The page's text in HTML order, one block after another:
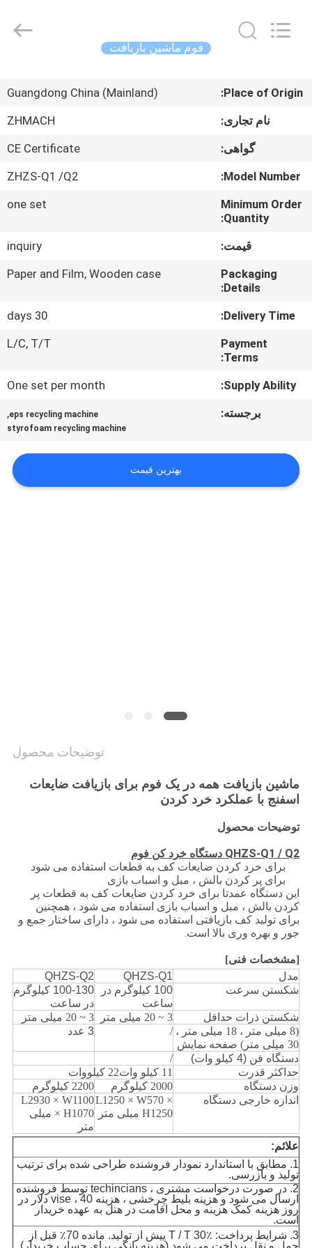
اصلی
محصولات
درباره
ما
کارخانه
کنترل
کیفیت
بگیرید
equipment
فوم ماشین بازیافت
Place of Origin:
Guangdong China (Mainland)
نام تجاری:
ZHMACH
گواهی:
CE Certificate
Model Number:
ZHZS-Q1 /Q2
Minimum Order
Quantity:
one set
قیمت:
inquiry
Packaging
Details:
Paper and Film, Wooden case
Delivery Time:
30 days
Payment
Terms:
L/C, T/T
Supply Ability:
One set per month
برجسته:
eps recycling machine
,
styrofoam recycling machine
بهترین قیمت
توضیحات محصول
ماشین بازیافت همه در یک فوم برای بازیافت ضایعات
اسفنج با عملکرد خرد کردن
توضیحات محصول
QHZS-Q1 / Q2 دستگاه خرد کن فوم
برای خرد کردن ضایعات کف به قطعات استفاده می شود
برای پر کردن بالش ، مبل و اسباب بازی
این دستگاه عمدتا برای خرد کردن ضایعات کف به قطعات پر
کردن بالش ، مبل و اسباب بازی استفاده می شود ، همچنین
برای تولید کف بازیافتی استفاده می شود ، دارای ساختار جمع و
جور و بهره وری بالا است.
[مشخصات فنی]
مدل
QHZS-Q1
QHZS-Q2
شکستن سرعت
100 کیلوگرم در
ساعت
100-130 کیلوگرم
در ساعت
شکستن ذرات حداقل
3 ~ 20 میلی متر
3 ~ 20 میلی متر
(8 میلی متر ، 18 میلی متر ،
30 میلی متر) صفحه نمایش
/ 3 عدد
دستگاه فن (4 کیلو وات)
/
حداکثر قدرت
11 کیلو وات
22 کیلووات
وزن دستگاه
2000 کیلوگرم
2200 کیلوگرم
اندازه خارجی دستگاه
L1250 × W570 ×
H1250 میلی متر
L2930 × W1100
× H1070 میلی
متر
علائم:
1. مطابق با استاندارد نمودار فروشنده طراحی شده برای ترتیب
تولید و بازرسی.
2. در صورت درخواست مشتری ، techincians توسط فروشنده
ارسال می شود و هزینه بلیط چرخشی ، هزینه vise ، 40 دلار در
روز هزینه کمک هزینه و محل اقامت در هتل به عهده خریدار
است.
3. شرایط پرداخت: T / T 30٪ پیش از تولید. مانده 70٪ قبل از